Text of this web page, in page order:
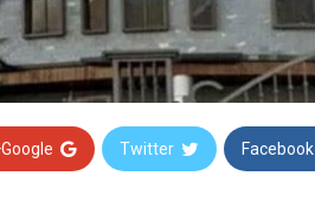
Facebook
Twitter
Google+